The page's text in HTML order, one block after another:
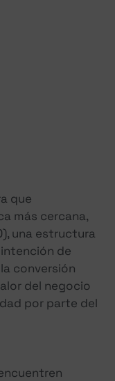
que
más cercana,
una estructura
de
conversión
del negocio
por parte del